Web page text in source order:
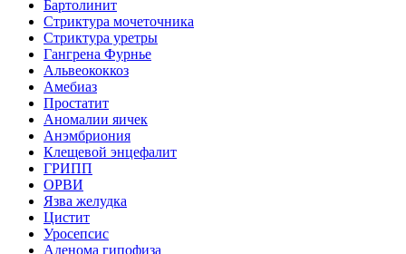
Бартолинит
Стриктура мочеточника
Стриктура уретры
Гангрена Фурнье
Альвеококкоз
Амебиаз
Простатит
Аномалии яичек
Анэмбриония
Клещевой энцефалит
ГРИПП
ОРВИ
Язва желудка
Цистит
Уросепсис
Аденома гипофиза